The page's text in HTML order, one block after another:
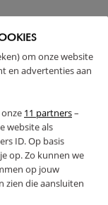
om onze website
en advertenties aan
11 partners–
website als
ID. Op basis
op. Zo kunnen we
op jouw
zien die aansluiten